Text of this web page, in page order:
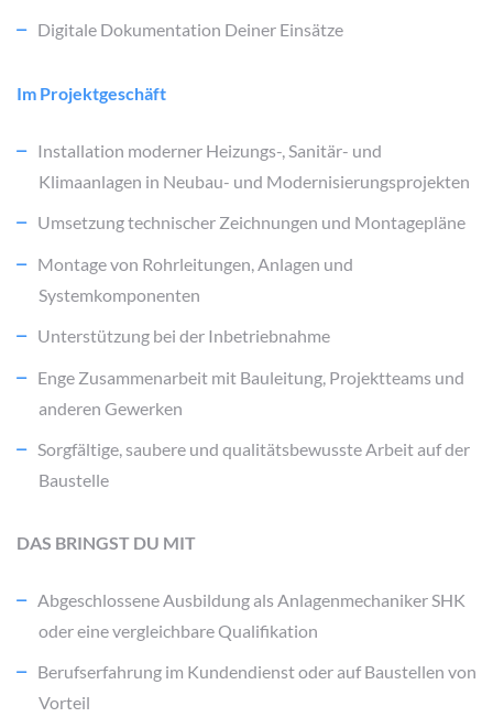
Digitale Dokumentation Deiner Einsätze
Im Projektgeschäft
Installation moderner Heizungs-, Sanitär- und
Klimaanlagen in Neubau- und Modernisierungsprojekten
Umsetzung technischer Zeichnungen und Montagepläne
Montage von Rohrleitungen, Anlagen und
Systemkomponenten
Unterstützung bei der Inbetriebnahme
Enge Zusammenarbeit mit Bauleitung, Projektteams und
anderen Gewerken
Sorgfältige, saubere und qualitätsbewusste Arbeit auf der
Baustelle
DAS BRINGST DU MIT
Abgeschlossene Ausbildung als Anlagenmechaniker SHK
oder eine vergleichbare Qualifikation
Berufserfahrung im Kundendienst oder auf Baustellen von
Vorteil